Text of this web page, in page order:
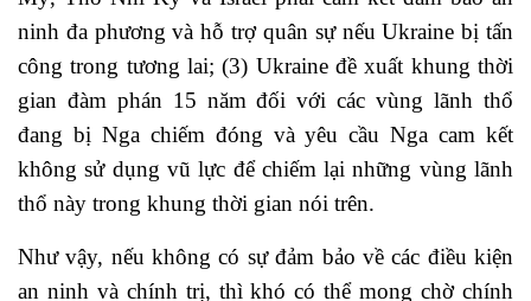
ninh đa phương và hỗ trợ quân sự nếu Ukraine bị tấn
công trong tương lai; (3) Ukraine đề xuất khung thời
gian đàm phán 15 năm đối với các vùng lãnh thổ
đang bị Nga chiếm đóng và yêu cầu Nga cam kết
không sử dụng vũ lực để chiếm lại những vùng lãnh
thổ này trong khung thời gian nói trên.
Như vậy, nếu không có sự đảm bảo về các điều kiện
an ninh và chính trị, thì khó có thể mong chờ chính